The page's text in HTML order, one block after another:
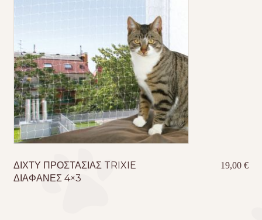
ΔΙΧΤΥ ΠΡΟΣΤΑΣΙΑΣ TRIXIE
ΔΙΑΦΑΝΕΣ 4×3
19,00€